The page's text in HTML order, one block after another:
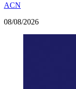
ACN
08/08/2026